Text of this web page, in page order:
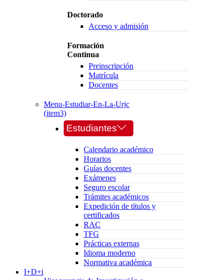
Doctorado
Acceso y admisión
Formación
Continua
Preinscripción
Matrícula
Docentes
Menu-Estudiar-En-La-Urjc
(item3)
Estudiantes
Calendario académico
Horarios
Guías docentes
Exámenes
Seguro escolar
Trámites académicos
Expedición de títulos y
certificados
RAC
TFG
Prácticas externas
Idioma moderno
Normativa académica
I+D+i